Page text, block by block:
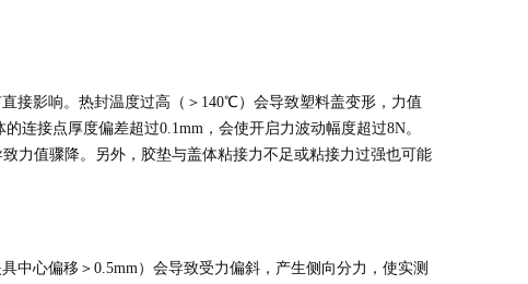
接影响。热封温度过高（＞140℃）会导致塑料盖变形，力值
连接点厚度偏差超过0.1mm，会使开启力波动幅度超过8N。
力值骤降。另外，胶垫与盖体粘接力不足或粘接力过强也可能
中心偏移＞0.5mm）会导致受力偏斜，产生侧向分力，使实测